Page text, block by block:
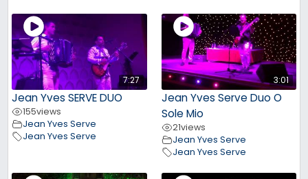
7:27
Jean Yves SERVE DUO
155views
Jean Yves Serve
Jean Yves Serve
3:01
Jean Yves Serve Duo O
Sole Mio
21views
Jean Yves Serve
Jean Yves Serve